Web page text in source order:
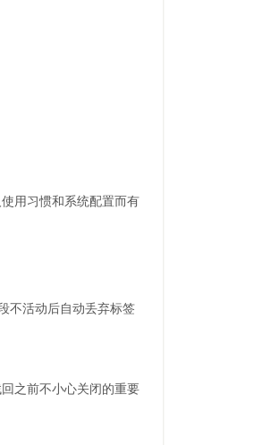
用习惯和系统配置而有
活动后自动丢弃标签
之前不小心关闭的重要